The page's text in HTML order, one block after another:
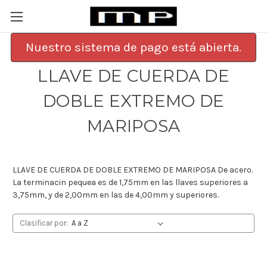
Nuestro sistema de pago está abierta.
LLAVE DE CUERDA DE
DOBLE EXTREMO DE
MARIPOSA
LLAVE DE CUERDA DE DOBLE EXTREMO DE MARIPOSA De acero.
La terminacin pequea es de 1,75mm en las llaves superiores a
3,75mm, y de 2,00mm en las de 4,00mm y superiores.
Clasificar por: